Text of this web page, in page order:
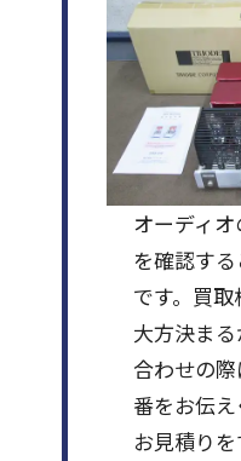
オーディ
を確認す
です。買
大方決ま
合わせの
番をお伝
お見積り